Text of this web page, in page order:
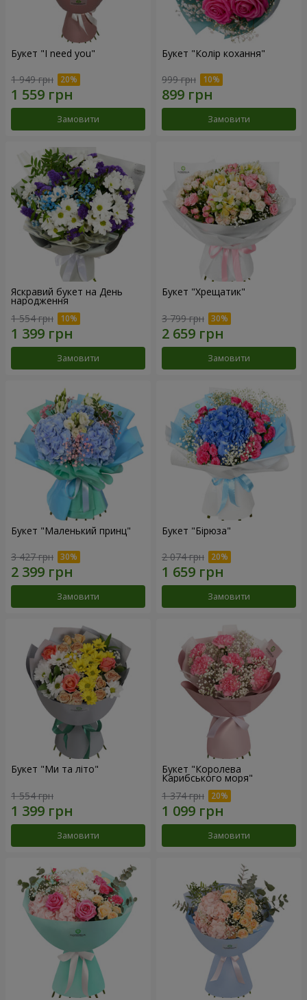
Букет "I need you"
1 949 грн
Замовити
Букет "Колір кохання"
999 грн
Замовити
Яскравий букет на День
народження
1 554 грн
Замовити
Букет "Хрещатик"
3 799 грн
Замовити
Букет "Маленький принц"
3 427 грн
Замовити
Букет "Бірюза"
2 074 грн
Замовити
Букет "Ми та літо"
1 554 грн
Замовити
Букет "Королева
Карибського моря"
1 374 грн
Замовити